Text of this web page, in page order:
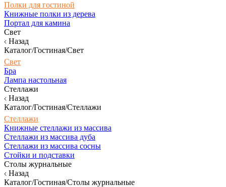
Полки для гостиной
Книжные полки из дерева
Портал для камина
Свет
Назад
Каталог/Гостиная/Свет
Свет
Бра
Лампа настольная
Стеллажи
Назад
Каталог/Гостиная/Стеллажи
Стеллажи
Книжные стеллажи из массива
Стеллажи из массива дуба
Стеллажи из массива сосны
Стойки и подставки
Столы журнальные
Назад
Каталог/Гостиная/Столы журнальные